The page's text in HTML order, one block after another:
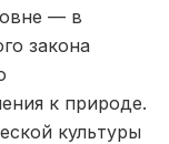
— в
закона
к природе.
культуры